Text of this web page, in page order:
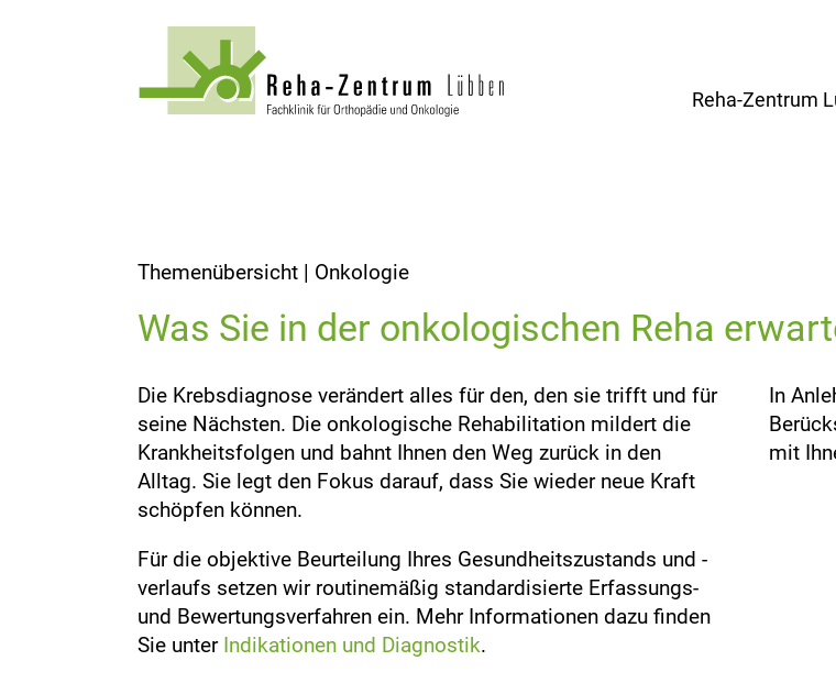
Reha-Zentrum
Themenübersicht | Onkologie
Was Sie in der onkologischen Reha
Die Krebsdiagnose verändert alles für den, den sie trifft und für
seine Nächsten. Die onkologische Rehabilitation mildert die
Krankheitsfolgen und bahnt Ihnen den Weg zurück in den
Alltag. Sie legt den Fokus darauf, dass Sie wieder neue Kraft
schöpfen können.
Für die objektive Beurteilung Ihres Gesundheitszustands und -
verlaufs setzen wir routinemäßig standardisierte Erfassungs-
und Bewertungsverfahren ein. Mehr Informationen dazu finden
Sie unter Indikationen und Diagnostik.
In
mit